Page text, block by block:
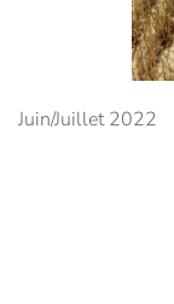
Juin/Juillet 2022